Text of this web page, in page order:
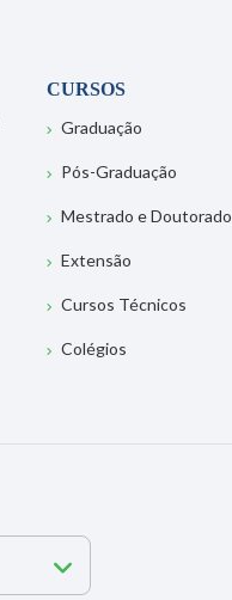
CURSOS
Graduação
Pós-Graduação
Mestrado e Doutorado
Extensão
Cursos Técnicos
Colégios